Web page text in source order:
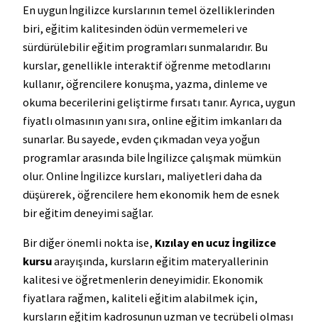
En uygun İngilizce kurslarının temel özelliklerinden
biri, eğitim kalitesinden ödün vermemeleri ve
sürdürülebilir eğitim programları sunmalarıdır. Bu
kurslar, genellikle interaktif öğrenme metodlarını
kullanır, öğrencilere konuşma, yazma, dinleme ve
okuma becerilerini geliştirme fırsatı tanır. Ayrıca, uygun
fiyatlı olmasının yanı sıra, online eğitim imkanları da
sunarlar. Bu sayede, evden çıkmadan veya yoğun
programlar arasında bile İngilizce çalışmak mümkün
olur. Online İngilizce kursları, maliyetleri daha da
düşürerek, öğrencilere hem ekonomik hem de esnek
bir eğitim deneyimi sağlar.
Bir diğer önemli nokta ise, Kızılay en ucuz İngilizce
kursuarayışında, kursların eğitim materyallerinin
kalitesi ve öğretmenlerin deneyimidir. Ekonomik
fiyatlara rağmen, kaliteli eğitim alabilmek için,
kursların eğitim kadrosunun uzman ve tecrübeli olması